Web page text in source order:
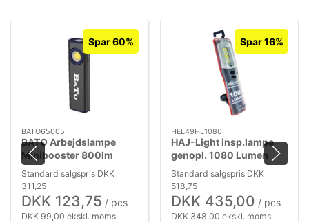
Spar 60%
BATO65005
BATO Arbejdslampe
Minibooster 800lm
genopl.
Standard salgspris DKK
311,25
DKK 123,75 / pcs
DKK 99,00 ekskl. moms
Spar 16%
HEL49HL1080
HAJ-Light insp.lampe
genopl. 1080 Lumen
Standard salgspris DKK
518,75
DKK 435,00 / pcs
DKK 348,00 ekskl. moms